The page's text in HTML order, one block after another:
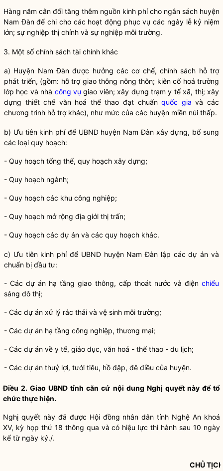
Hàng năm cân đối tăng thêm nguồn kinh phí cho ngân sách huyện
Nam Đàn để chi cho các hoạt động phục vụ các ngày lễ kỷ niệm
lớn; sự nghiệp thị chính và sự nghiệp môi trường.
3. Một số chính sách tài chính khác
a) Huyện Nam Đàn được hưởng các cơ chế, chính sách hỗ trợ
phát triển, (gồm: hỗ trợ giao thông nông thôn; kiên cố hoá trường
lớp học và nhà công vụ giao viên; xây dựng trạm y tế xã, thị; xây
dựng thiết chế văn hoá thể thao đạt chuẩnquốc gia và các
chương trình hỗ trợ khác), như mức của các huyện miền núi thấp.
b) Ưu tiên kinh phí để UBND huyện Nam Đàn xây dựng, bổ sung
các loại quy hoạch:
- Quy hoạch tổng thể, quy hoạch xây dựng;
- Quy hoạch ngành;
- Quy hoạch các khu công nghiệp;
- Quy hoạch mở rộng địa giới thị trấn;
- Quy hoạch các dự án và các quy hoạch khác.
c) Ưu tiên kinh phí để UBND huyện Nam Đàn lập các dự án và
chuẩn bị đầu tư:
- Các dự án hạ tầng giao thông, cấp thoát nước và điện chiếu
sáng đô thị;
- Các dự án xử lý rác thải và vệ sinh môi trường;
- Các dự án hạ tầng công nghiệp, thương mại;
- Các dự án về y tế, giáo dục, văn hoá - thể thao - du lịch;
- Các dự án thuỷ lợi, tưới tiêu, hồ đập, đê điều của huyện.
Điều 2. Giao UBND tỉnh căn cứ nội dung Nghị quyếtnày để tổ
chức thực hiện.
Nghị quyếtnày đã được Hội đồng nhân dân tỉnh Nghệ An khoá
XV, kỳ họp thứ 18 thông qua và có hiệu lực thi hành sau 10 ngày
kể từ ngày ký./.
CHỦ TỊCH